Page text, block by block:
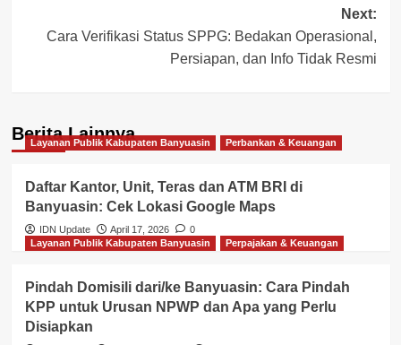
Next:
Cara Verifikasi Status SPPG: Bedakan Operasional,
Persiapan, dan Info Tidak Resmi
Berita Lainnya
Layanan Publik Kabupaten Banyuasin Perbankan & Keuangan
Daftar Kantor, Unit, Teras dan ATM BRI di
Banyuasin: Cek Lokasi Google Maps
IDN Update April 17, 2026
0
Layanan Publik Kabupaten Banyuasin
Perpajakan & Keuangan
Pindah Domisili dari/ke Banyuasin: Cara Pindah
KPP untuk Urusan NPWP dan Apa yang Perlu
Disiapkan